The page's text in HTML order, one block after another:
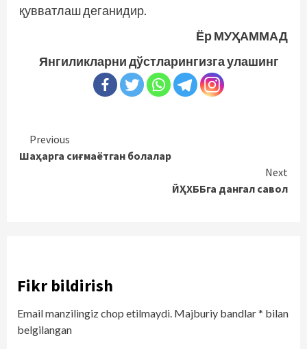
қувватлаш деганидир.
Ёр МУҲАММАД
Янгиликларни дўстларингизга улашинг
Continue
Reading
Previous
Шаҳарга сиғмаётган болалар
Next
ЙҲХББга дангал савол
Fikr bildirish
Email manzilingiz chop etilmaydi. Majburiy bandlar* bilan
belgilangan